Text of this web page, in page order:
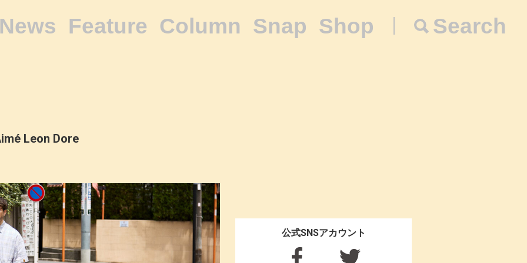
Feature Column Snap Shop Search
Leon Dore
公式SNSアカウント